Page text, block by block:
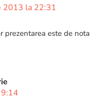
2013 la 22:31
prezentarea este de nota